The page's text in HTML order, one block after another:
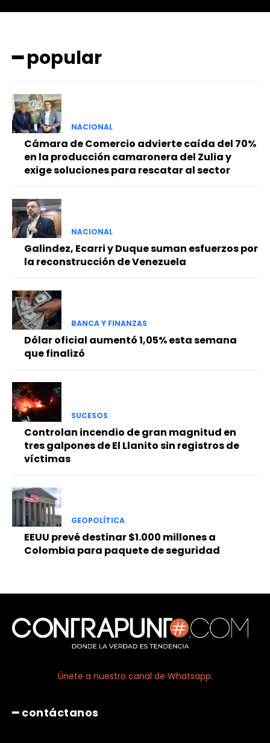
━ popular
NACIONAL
Cámara de Comercio advierte caída del 70%
en la producción camaronera del Zulia y
exige soluciones para rescatar al sector
NACIONAL
Galindez, Ecarri y Duque suman esfuerzos por
la reconstrucción de Venezuela
BANCA Y FINANZAS
Dólar oficial aumentó 1,05% esta semana
que finalizó
SUCESOS
Controlan incendio de gran magnitud en
tres galpones de El Llanito sin registros de
víctimas
GEOPOLÍTICA
EEUU prevé destinar $1.000 millones a
Colombia para paquete de seguridad
Únete a nuestro canal de Whatsapp.
━ contáctanos